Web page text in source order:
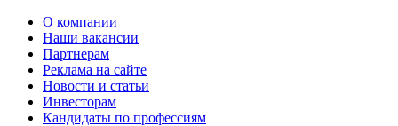
О компании
Наши вакансии
Партнерам
Реклама на сайте
Новости и статьи
Инвесторам
Кандидаты по профессиям